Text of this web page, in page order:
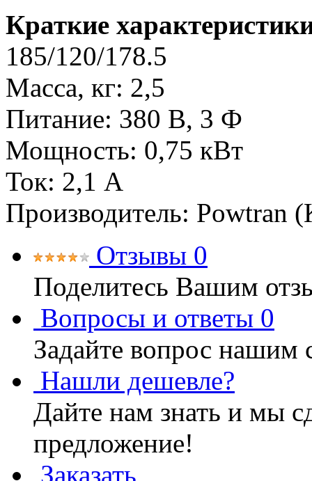
Краткие
185/120/178.5
Масса, кг: 2,5
Питание: 380 В, 3 Ф
Мощность: 0,75 кВт
Ток: 2,1 А
Производитель: Powtran
Отзывы 0
Поделитесь Вашим
Вопросы и ответы 0
Задайте вопрос нашим
Нашли дешевле?
Дайте нам знать и мы
предложение!
Заказать